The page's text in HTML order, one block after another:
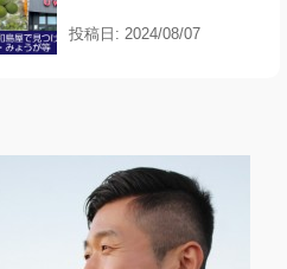
投稿日: 2024/08/07